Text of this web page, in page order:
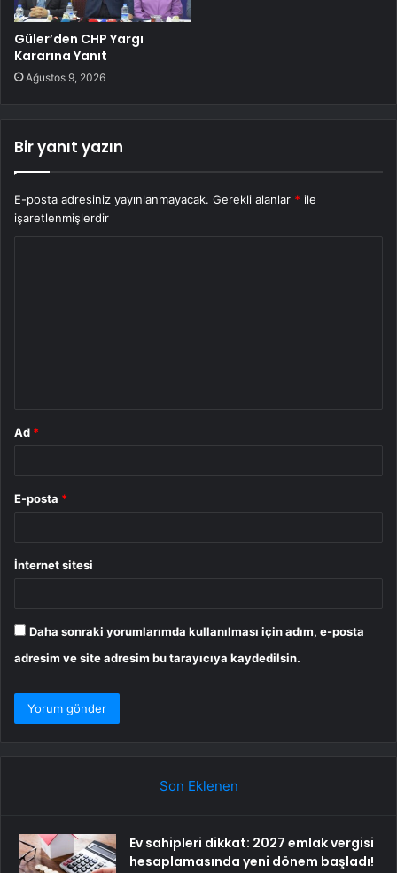
Güler’den CHP Yargı
Kararına Yanıt
Ağustos 9, 2026
Bir yanıt yazın
E-posta adresiniz yayınlanmayacak. Gerekli alanlar * ile
işaretlenmişlerdir
Ad *
E-posta *
İnternet sitesi
Daha sonraki yorumlarımda kullanılması için adım, e-posta
adresim ve site adresim bu tarayıcıya kaydedilsin.
Son Eklenen
Ev sahipleri dikkat: 2027 emlak vergisi
hesaplamasında yeni dönem başladı!